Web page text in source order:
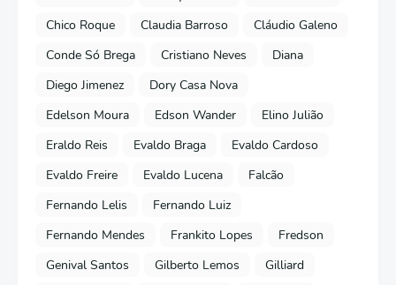
Chico Roque
Claudia Barroso
Cláudio Galeno
Conde Só Brega
Cristiano Neves
Diana
Diego Jimenez
Dory Casa Nova
Edelson Moura
Edson Wander
Elino Julião
Eraldo Reis
Evaldo Braga
Evaldo Cardoso
Evaldo Freire
Evaldo Lucena
Falcão
Fernando Lelis
Fernando Luiz
Fernando Mendes
Frankito Lopes
Fredson
Genival Santos
Gilberto Lemos
Gilliard